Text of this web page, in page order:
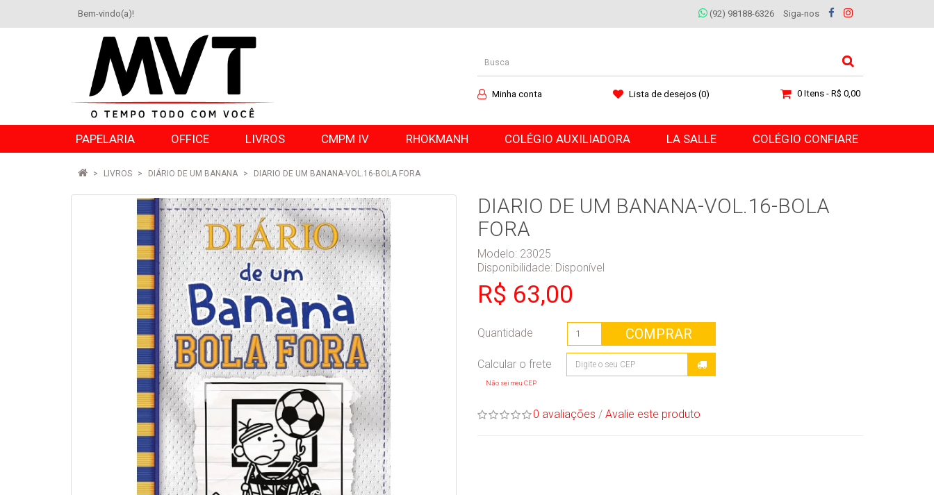
Bem-vindo(a)! (92) 98188-6326 Siga-nos
Minha conta Lista de desejos (0) 0 Itens - R$ 0,00
PAPELARIA OFFICE LIVROS CMPM IV RHOKMANH COLÉGIO AUXILIADORA LA SALLE COLÉGIO CONFIARE
LIVROS DIÁRIO DE UM BANANA DIARIO DE UM BANANA-VOL.16-BOLA FORA
DIARIO DE UM BANANA-VOL.16-BOLA
FORA
Modelo: 23025
Disponibilidade: Disponível
R$ 63,00
Quantidade COMPRAR
Não sei meu CEP
0 avaliações / Avalie este produto